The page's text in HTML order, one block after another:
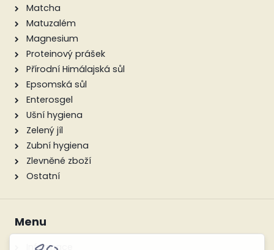
Matcha
Matuzalém
Magnesium
Proteinový prášek
Přírodní Himálajská sůl
Epsomská sůl
Enterosgel
Ušní hygiena
Zelený jíl
Zubní hygiena
Zlevněné zboží
Ostatní
Menu
Informace